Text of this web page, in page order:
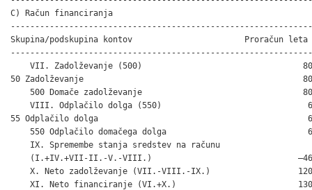
C) Račun financiranja
Skupina/podskupina kontov                       Proračun leta
VII. Zadolževanje (500)
50 Zadolževanje
500 Domače zadolževanje
VIII. Odplačilo dolga (550)
55 Odplačilo dolga
550 Odplačilo domačega dolga
    IX. Spremembe stanja sredstev na računu
(I.+IV.+VII-II.-V.-VIII.)
X. Neto zadolževanje (VII.-VIII.-IX.)
XI. Neto financiranje (VI.+X.)